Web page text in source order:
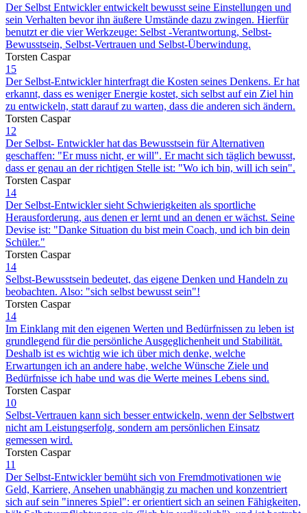
Der Selbst Entwickler entwickelt bewusst seine Einstellungen und
sein Verhalten bevor ihn äußere Umstände dazu zwingen. Hierfür
benutzt er die vier Werkzeuge: Selbst -Verantwortung, Selbst-
Bewusstsein, Selbst-Vertrauen und Selbst-Überwindung.
Torsten Caspar
15
Der Selbst-Entwickler hinterfragt die Kosten seines Denkens. Er hat
erkannt, dass es weniger Energie kostet, sich selbst auf ein Ziel hin
zu entwickeln, statt darauf zu warten, dass die anderen sich ändern.
Torsten Caspar
12
Der Selbst- Entwickler hat das Bewusstsein für Alternativen
geschaffen: "Er muss nicht, er will". Er macht sich täglich bewusst,
dass er genau an der richtigen Stelle ist: "Wo ich bin, will ich sein".
Torsten Caspar
14
Der Selbst-Entwickler sieht Schwierigkeiten als sportliche
Herausforderung, aus denen er lernt und an denen er wächst. Seine
Devise ist: "Danke Situation du bist mein Coach, und ich bin dein
Schüler."
Torsten Caspar
14
Selbst-Bewusstsein bedeutet, das eigene Denken und Handeln zu
beobachten. Also: "sich selbst bewusst sein"!
Torsten Caspar
14
Im Einklang mit den eigenen Werten und Bedürfnissen zu leben ist
grundlegend für die persönliche Ausgeglichenheit und Stabilität.
Deshalb ist es wichtig wie ich über mich denke, welche
Erwartungen ich an andere habe, welche Wünsche Ziele und
Bedürfnisse ich habe und was die Werte meines Lebens sind.
Torsten Caspar
10
Selbst-Vertrauen kann sich besser entwickeln, wenn der Selbstwert
nicht am Leistungserfolg, sondern am persönlichen Einsatz
gemessen wird.
Torsten Caspar
11
Der Selbst-Entwickler bemüht sich von Fremdmotivationen wie
Geld, Karriere, Ansehen unabhängig zu machen und konzentriert
sich auf sein "inneres Spiel": er orientiert sich an seinen Fähigkeiten,